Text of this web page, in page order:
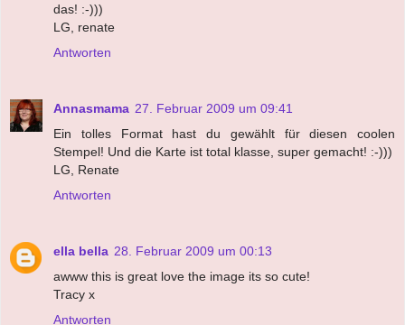
das! :-)))
LG, renate
Antworten
Annasmama 27. Februar 2009 um 09:41
Ein tolles Format hast du gewählt für diesen coolen
Stempel! Und die Karte ist total klasse, super gemacht! :-)))
LG, Renate
Antworten
ella bella 28. Februar 2009 um 00:13
awww this is great love the image its so cute!
Tracy x
Antworten